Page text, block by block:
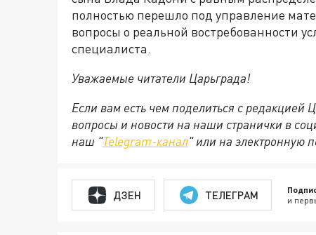
полностью перешло под управление
вопросы о реальной востребованности
специалиста.
Уважаемые читатели Царьграда!
Если вам есть чем поделиться с
вопросы и новости на наши странички в
наш "Telegram-канал" или на электронную
ДЗЕН ТЕЛЕГРАМ и